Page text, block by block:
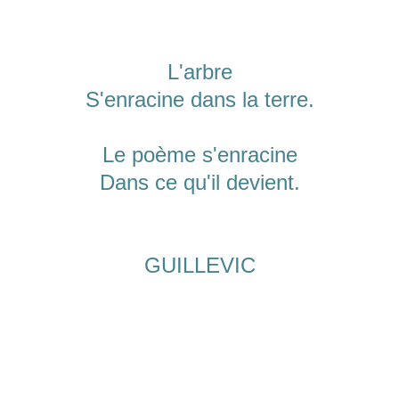
L'arbre
S'enracine dans la terre.
Le poème s'enracine
Dans ce qu'il devient.
GUILLEVIC